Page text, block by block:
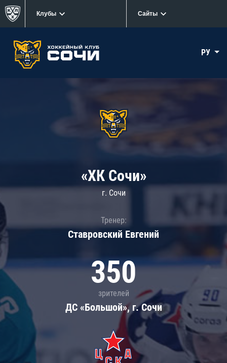
Клубы Сайты
РУ
«ХК Сочи»
г. Сочи
Тренер:
Ставровский Евгений
350
зрителей
ДС «Большой», г. Сочи